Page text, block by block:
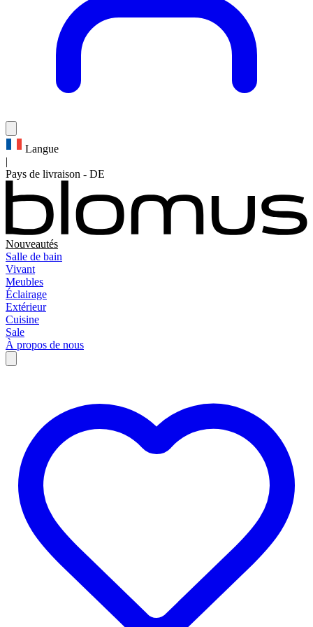
Langue
|
Pays de livraison - DE
Nouveautés
Salle de bain
Vivant
Meubles
Éclairage
Extérieur
Cuisine
Sale
À propos de nous